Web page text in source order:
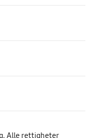
Alle rettigheter